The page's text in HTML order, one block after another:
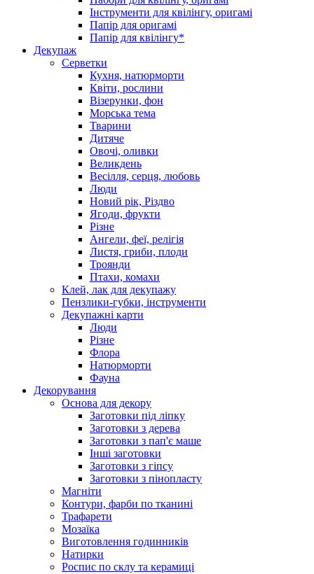
Інструменти для квілінгу, оригамі
Папір для оригамі
Папір для квілінгу*
Декупаж
Серветки
Кухня, натюрморти
Квіти, рослини
Візерунки, фон
Морська тема
Тварини
Дитяче
Овочі, оливки
Великдень
Весілля, серця, любовь
Люди
Новий рік, Різдво
Ягоди, фрукти
Різне
Ангели, феї, релігія
Листя, гриби, плоди
Троянди
Птахи, комахи
Клей, лак для декупажу
Пензлики-губки, інструменти
Декупажні карти
Люди
Різне
Флора
Натюрморти
Фауна
Декорування
Основа для декору
Заготовки під ліпку
Заготовки з дерева
Заготовки з пап'є маше
Інші заготовки
Заготовки з гіпсу
Заготовки з пінопласту
Магніти
Контури, фарби по тканині
Трафарети
Мозаїка
Виготовлення годинників
Натирки
Роспис по склу та керамиці